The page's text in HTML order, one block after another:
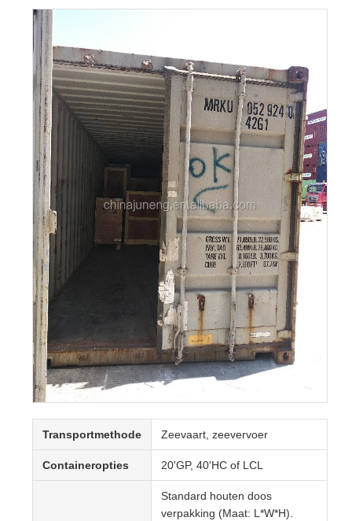
Transportmethode Zeevaart, zeevervoer
Containeropties 20'GP, 40'HC of LCL
Standard houten doos
verpakking (Maat: L*W*H).